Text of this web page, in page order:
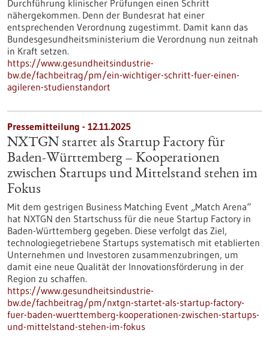
Durchführung klinischer Prüfungen einen Schritt
nähergekommen. Denn der Bundesrat hat einer
entsprechenden Verordnung zugestimmt. Damit kann das
Bundesgesundheitsministerium die Verordnung nun zeitnah
in Kraft setzen.
https://www.gesundheitsindustrie-
bw.de/fachbeitrag/pm/ein-wichtiger-schritt-fuer-einen-
agileren-studienstandort
Pressemitteilung - 12.11.2025
NXTGN startet als Startup Factory für
Baden-Württemberg – Kooperationen
zwischen Startups und Mittelstand stehen im
Fokus
Mit dem gestrigen Business Matching Event „Match Arena“
hat NXTGN den Startschuss für die neue Startup Factory in
Baden-Württemberg gegeben. Diese verfolgt das Ziel,
technologiegetriebene Startups systematisch mit etablierten
Unternehmen und Investoren zusammenzubringen, um
damit eine neue Qualität der Innovationsförderung in der
Region zu schaffen.
https://www.gesundheitsindustrie-
bw.de/fachbeitrag/pm/nxtgn-startet-als-startup-factory-
fuer-baden-wuerttemberg-kooperationen-zwischen-startups-
und-mittelstand-stehen-im-fokus